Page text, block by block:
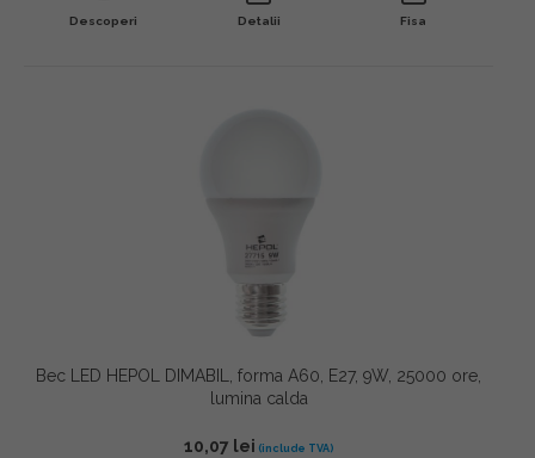
Descoperi Detalii Fisa
Bec LED HEPOL DIMABIL, forma A60, E27, 9W, 25000 ore,
lumina calda
10,07 lei